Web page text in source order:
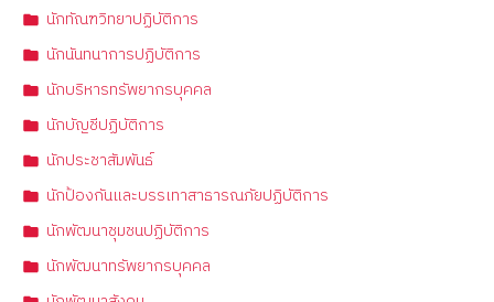
นักทัณฑวิทยาปฏิบัติการ
นักนันทนาการปฏิบัติการ
นักบริหารทรัพยากรบุคคล
นักบัญชีปฏิบัติการ
นักประชาสัมพันธ์
นักป้องกันและบรรเทาสาธารณภัยปฏิบัติการ
นักพัฒนาชุมชนปฏิบัติการ
นักพัฒนาทรัพยากรบุคคล